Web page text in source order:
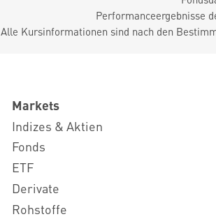
Performanceergebnisse
Alle Kursinformationen sind nach den
Markets
Indizes & Aktien
Fonds
ETF
Derivate
Rohstoffe